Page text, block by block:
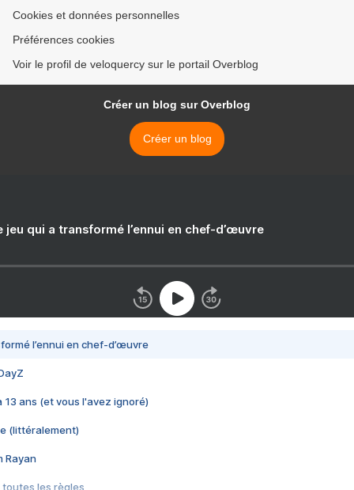
Cookies et données personnelles
Préférences cookies
Voir le profil de veloquercy sur le portail Overblog
Créer un blog sur Overblog
Créer un blog
jeu qui a transformé l’ennui en chef-d’œuvre
l’ennui en chef-d’œuvre
13 ans (et vous l'avez ignoré)
(littéralement)
Rayan
toutes les règles